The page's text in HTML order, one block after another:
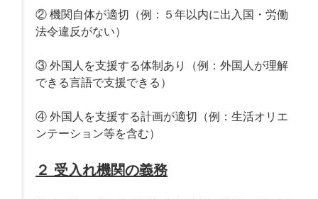
② 機関自体が適切（例：５年以内に出入国・労働
法令違反がない）
③ 外国人を支援する体制あり（例：外国人が理解
できる言語で支援できる）
④ 外国人を支援する計画が適切（例：生活オリエ
ンテーション等を含む）
２ 受入れ機関の義務